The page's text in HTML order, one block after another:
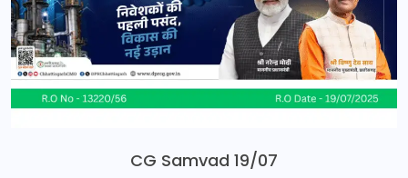
CG Samvad 19/07